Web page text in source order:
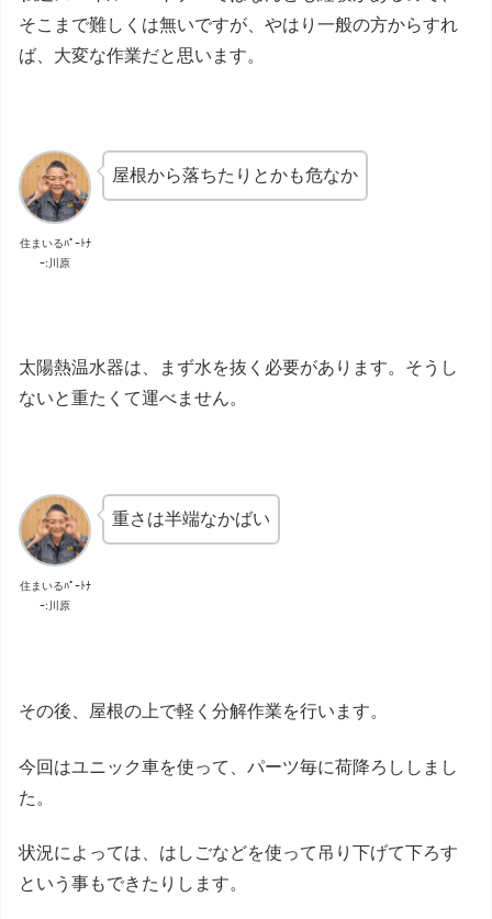
そこまで難しくは無いですが、やはり一般の方からすれ
ば、大変な作業だと思います。
住まいるﾊﾟｰﾄﾅ
ｰ:川原
屋根から落ちたりとかも危なか
太陽熱温水器は、まず水を抜く必要があります。そうし
ないと重たくて運べません。
住まいるﾊﾟｰﾄﾅ
ｰ:川原
重さは半端なかばい
その後、屋根の上で軽く分解作業を行います。
今回はユニック車を使って、パーツ毎に荷降ろししまし
た。
状況によっては、はしごなどを使って吊り下げて下ろす
という事もできたりします。